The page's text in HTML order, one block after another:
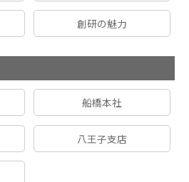
創研の魅力
船橋本社
八王子支店